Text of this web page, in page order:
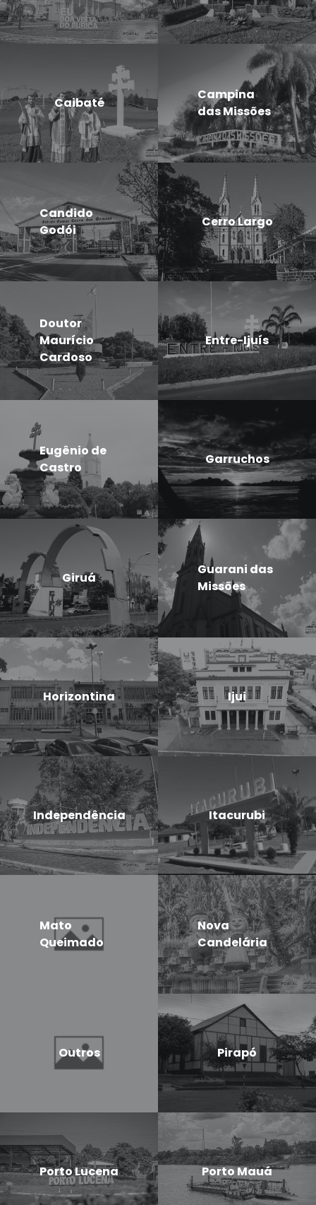
Caibaté
Campina
das Missões
Candido
Godói
Cerro Largo
Doutor
Maurício
Cardoso
Entre-Ijuís
Eugênio de
Castro
Garruchos
Giruá
Guarani das
Missões
Horizontina Ijui
Independência Itacurubi
Mato
Queimado
Nova
Candelária
Outros Pirapó
Porto Lucena Porto Mauá